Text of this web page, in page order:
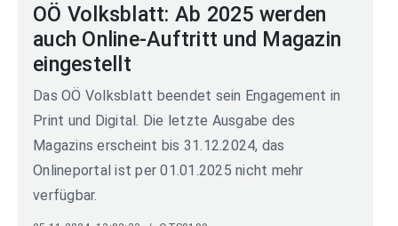
OÖ Volksblatt: Ab 2025 werden
auch Online-Auftritt und Magazin
eingestellt
Das OÖ Volksblatt beendet sein Engagement in
Print und Digital. Die letzte Ausgabe des
Magazins erscheint bis 31.12.2024, das
Onlineportal ist per 01.01.2025 nicht mehr
verfügbar.